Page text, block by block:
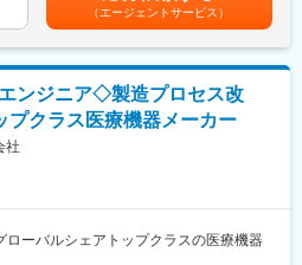
ン全体のパフォーマンスを強化。
る業務
保証部など関連部門との連携による課題
須条件と併せて下記に該当する方を歓迎
た改善経験
取りやプロジェクト推進経験
識
業務
（エージェントサービス）
ンジニア◇製造プロセス改
クラス医療機器メーカー
社
ローバルシェアトップクラスの医療機器